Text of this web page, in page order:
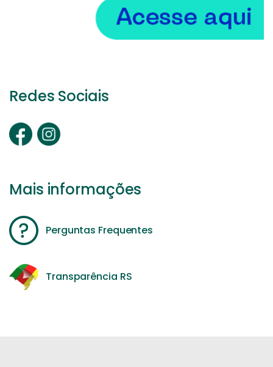
Redes Sociais
Mais informações
Perguntas Frequentes
Transparência RS